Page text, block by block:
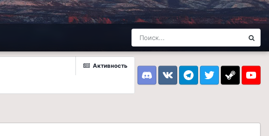
Активность
DiscordVK TelegramTwitter Steam